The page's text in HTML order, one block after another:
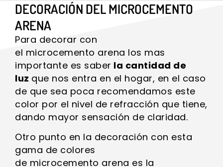
DECORACIÓN DEL MICROCEMENTO
ARENA
Para decorar con
el microcemento arena los mas
importante es saber la cantidad de
luz que nos entra en el hogar, en el caso
de que sea poca recomendamos este
color por el nivel de refracción que tiene,
dando mayor sensación de claridad.
Otro punto en la decoración con esta
gama de colores
de microcemento arena es la